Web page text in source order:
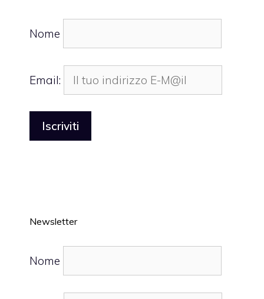
Nome
Email:
Newsletter
Nome